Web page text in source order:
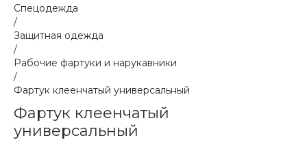
Спецодежда
/
Защитная одежда
/
Рабочие фартуки и нарукавники
/
Фартук клеенчатый универсальный
Фартук клеенчатый
универсальный